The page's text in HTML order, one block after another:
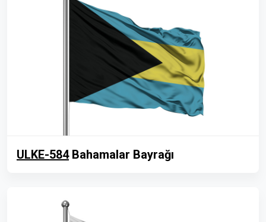
ULKE-584Bahamalar Bayrağı